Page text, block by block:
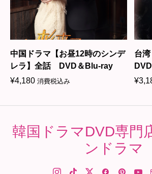
中国ドラマ【お昼12時のシンデ
レラ】全話 DVD＆Blu-ray
¥4,180 消費税込み
台
¥
韓国ドラマDVD専
ンドラマ